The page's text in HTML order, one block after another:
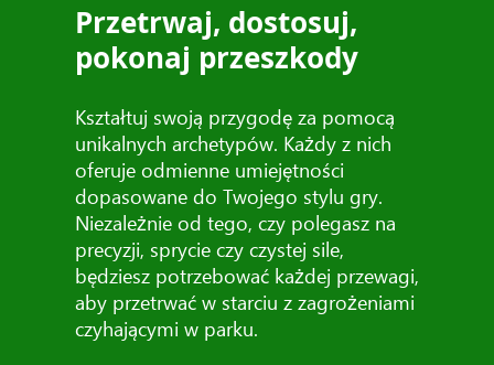
Przetrwaj, dostosuj,
pokonaj przeszkody
Kształtuj swoją przygodę za pomocą
unikalnych archetypów. Każdy z nich
oferuje odmienne umiejętności
dopasowane do Twojego stylu gry.
Niezależnie od tego, czy polegasz na
precyzji, sprycie czy czystej sile,
będziesz potrzebować każdej przewagi,
aby przetrwać w starciu z zagrożeniami
czyhającymi w parku.